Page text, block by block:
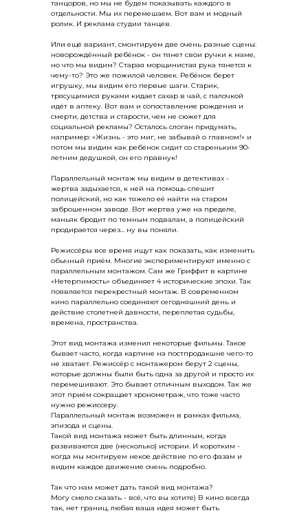
танцоров, но мы не будем показывать каждого в
отдельности. Мы их перемешаем. Вот вам и модный
ролик. И реклама студии танцев.
Или ещё вариант, смонтируем две очень разные сцены:
новорождённый ребёнок - он тянет свои ручки к маме,
но что мы видим? Старая морщинистая рука тянется к
чему-то? Это же пожилой человек. Ребёнок берет
игрушку, мы видим его первые шаги. Старик,
трясущимися руками кидает сахар в чай, с палочкой
идёт в аптеку. Вот вам и сопоставление рождения и
смерти, детства и старости, чем не сюжет для
социальной рекламы? Осталось слоган придумать,
например: «Жизнь - это миг, не забывай о главном!» и
потом мы видим как ребёнок сидит со стареньким 90-
летним дедушкой, он его правнук!
Параллельный монтаж мы видим в детективах -
жертва задыхается, к ней на помощь спешит
полицейский, но как тяжело её найти на старом
заброшенном заводе. Вот жертва уже на пределе,
маньяк бродит по темным подвалам, а полицейский
продирается через... ну вы поняли.
Режиссёры все время ищут как показать, как изменить
обычный приём. Многие экспериментируют именно с
параллельным монтажом. Сам же Гриффит в картине
«Нетерпимость» объединяет 4 исторические эпохи. Так
появляется перекрестный монтаж. В современном
кино параллельно соединяют сегодняшний день и
действие столетней давности, переплетая судьбы,
времена, пространства.
Этот вид монтажа изменил некоторые фильмы. Такое
бывает часто, когда картине на постпродакшне чего-то
не хватает. Режиссёр с монтажером берут 2 сцены,
которые должны были быть одна за другой и просто их
перемешивают. Это бывает отличным выходом. Так же
этот приём сокращает хронометраж, что тоже часто
нужно режиссеру.
Параллельный монтаж возможен в рамках фильма,
эпизода и сцены.
Такой вид монтажа может быть длинным, когда
развиваются две (несколько) истории. И коротким -
когда мы монтируем некое действие по его фазам и
видим каждое движение очень подробно.
Так что нам может дать такой вид монтажа?
Могу смело сказать - всё, что вы хотите) В кино всегда
так, нет границ, любая ваша идея может быть